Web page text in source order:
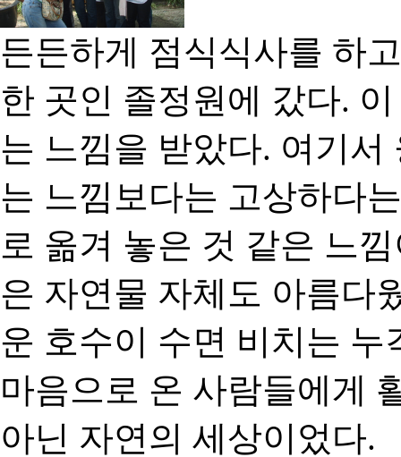
든든하게 점식식사를 하
한 곳인 졸정원에 갔다.
는 느낌을 받았다. 여기
는 느낌보다는 고상하다
로 옮겨 놓은 것 같은 느
은 자연물 자체도 아름다
운 호수이 수면 비치는
마음으로 온 사람들에게
아닌 자연의 세상이었다.